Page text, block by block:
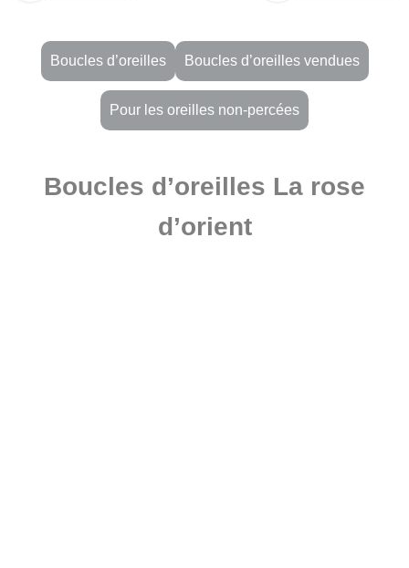
Boucles d’oreilles Boucles d’oreilles vendues
Pour les oreilles non-percées
Boucles d’oreilles La rose
d’orient